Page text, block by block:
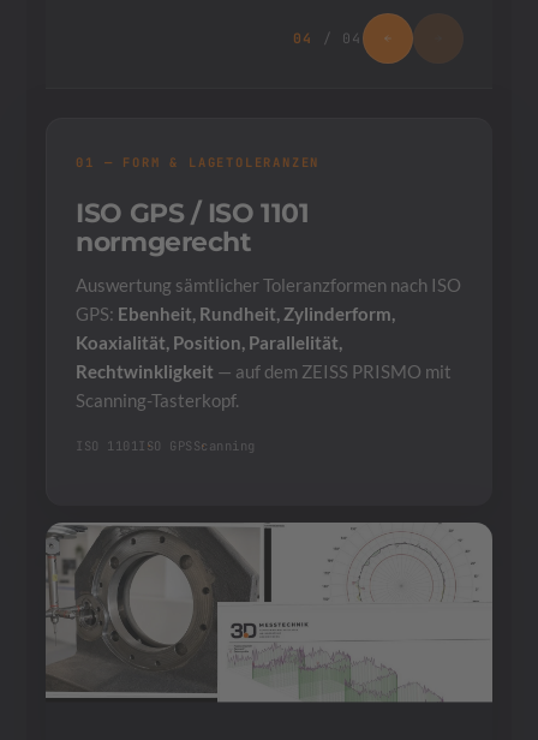
04 / 04
01 — FORM & LAGETOLERANZEN
ISO GPS / ISO 1101
normgerecht
Auswertung sämtlicher Toleranzformen nach ISO
GPS: Ebenheit, Rundheit, Zylinderform,
Koaxialität, Position, Parallelität,
Rechtwinkligkeit — auf dem ZEISS PRISMO mit
Scanning-Tasterkopf.
ISO 1101 ISO GPS Scanning